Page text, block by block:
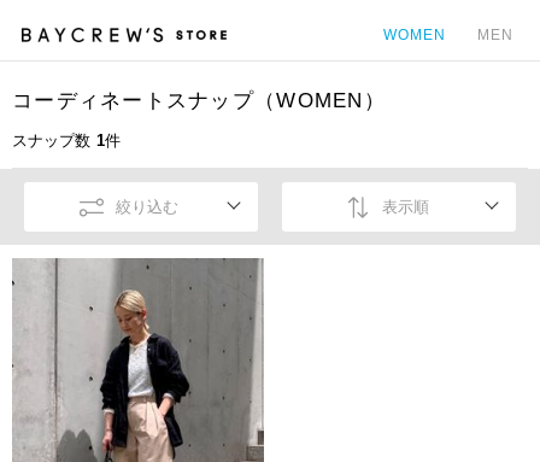
WOMEN MEN
コーディネートスナップ（WOMEN）
スナップ数 1件
絞り込む 表示順